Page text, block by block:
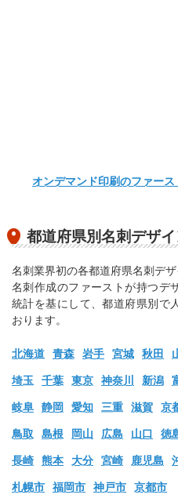
オンデマンド印刷のファー
都道府県別名刺デザ
名刺業界初の各都道府県名刺デザ
名刺作成のファーストが持つデ
統計を基にして、都道府県別で
おります。
北海道 青森 岩手 宮城 秋田
埼玉 千葉 東京 神奈川 新潟
岐阜 静岡 愛知 三重 滋賀 京
鳥取 島根 岡山 広島 山口 徳
長崎 熊本 大分 宮崎 鹿児島
札幌市 福岡市 神戸市 京都市